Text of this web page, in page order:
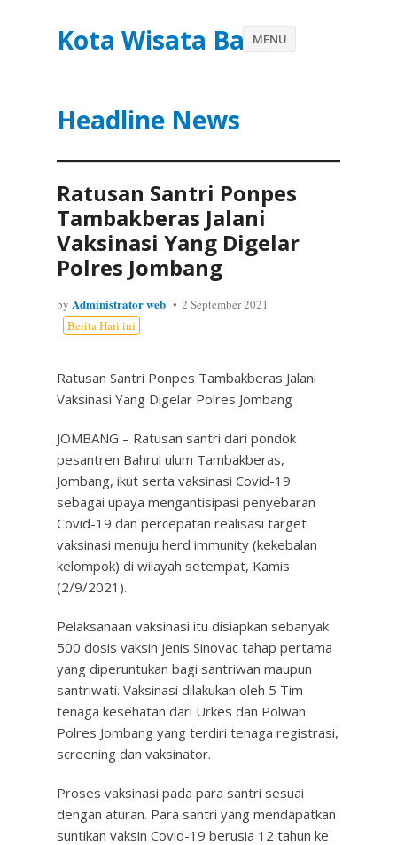
Kota Wisata Batu
Headline News
MENU
Ratusan Santri Ponpes
Tambakberas Jalani
Vaksinasi Yang Digelar
Polres Jombang
by Administrator web
2 September 2021
Berita Hari ini
Ratusan Santri Ponpes Tambakberas Jalani
Vaksinasi Yang Digelar Polres Jombang
JOMBANG – Ratusan santri dari pondok
pesantren Bahrul ulum Tambakberas,
Jombang, ikut serta vaksinasi Covid-19
sebagai upaya mengantisipasi penyebaran
Covid-19 dan percepatan realisasi target
vaksinasi menuju herd immunity (kekebalan
kelompok) di wilayah setempat, Kamis
(2/9/2021).
Pelaksanaan vaksinasi itu disiapkan sebanyak
500 dosis vaksin jenis Sinovac tahap pertama
yang diperuntukan bagi santriwan maupun
santriwati. Vaksinasi dilakukan oleh 5 Tim
tenaga kesehatan dari Urkes dan Polwan
Polres Jombang yang terdiri tenaga registrasi,
screening dan vaksinator.
Proses vaksinasi pada para santri sesuai
dengan aturan. Para santri yang mendapatkan
suntikan vaksin Covid-19 berusia 12 tahun ke